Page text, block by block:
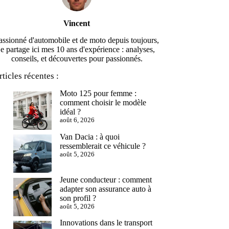
Vincent
d'automobile et de moto depuis toujours,
partage ici mes 10 ans d'expérience : analyses,
conseils, et découvertes pour passionnés.
récentes :
Moto 125 pour femme :
comment choisir le modèle
idéal ?
août 6, 2026
Van Dacia : à quoi
ressemblerait ce véhicule ?
août 5, 2026
Jeune conducteur : comment
adapter son assurance auto à
son profil ?
août 5, 2026
Innovations dans le transport